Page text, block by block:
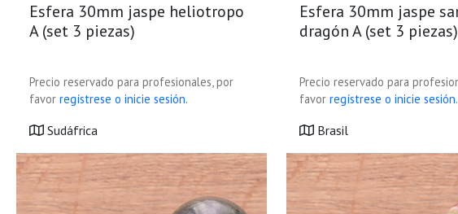
Esfera 30mm jaspe heliotropo
A (set 3 piezas)
Precio reservado para profesionales, por
favor regístrese o inicie sesión.
Sudáfrica
Esfera 30mm jaspe
dragón A (set 3 piezas)
Precio reservado para
favor regístrese o inicie sesión.
Brasil